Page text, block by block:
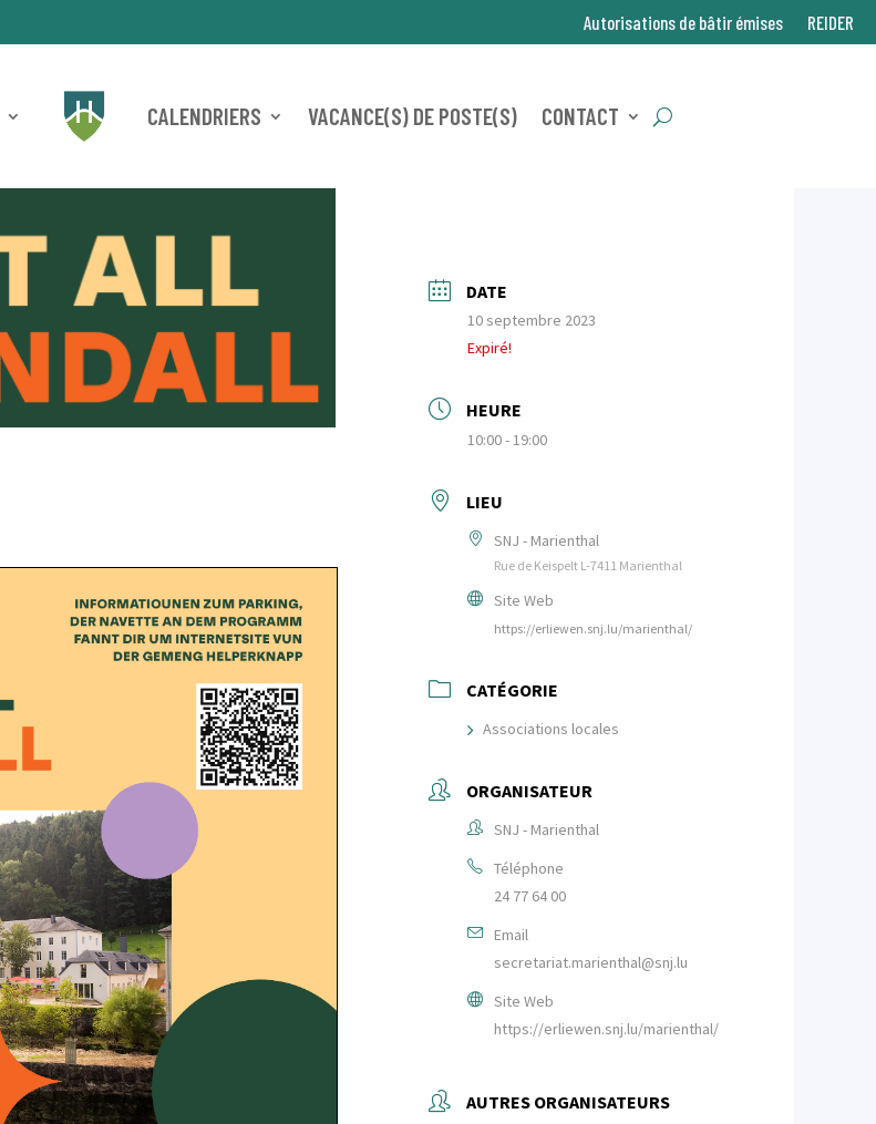
Autorisations de bâtir émises REIDER
CALENDRIERS VACANCE(S) DE POSTE(S) CONTACT
DATE
10 septembre 2023
Expiré!
HEURE
10:00 - 19:00
LIEU
SNJ - Marienthal
Rue de Keispelt L-7411 Marienthal
Site Web
https://erliewen.snj.lu/marienthal/
CATÉGORIE
Associations locales
ORGANISATEUR
SNJ - Marienthal
Téléphone
24 77 64 00
Email
secretariat.marienthal@snj.lu
Site Web
https://erliewen.snj.lu/marienthal/
AUTRES ORGANISATEURS